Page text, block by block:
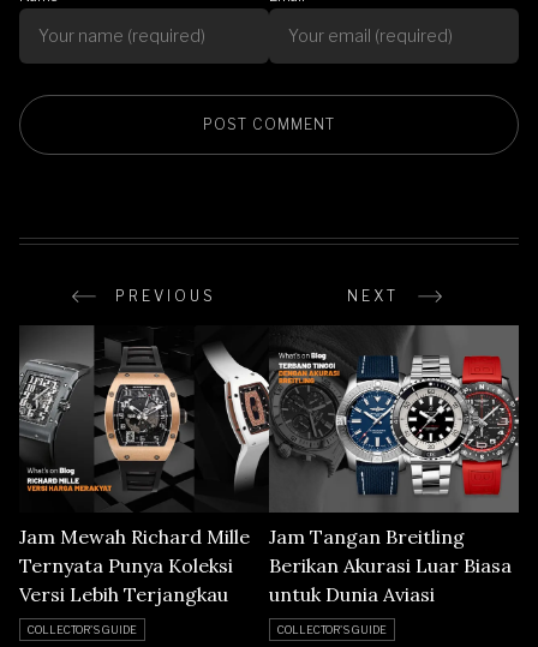
PREVIOUS NEXT
Jam Mewah Richard Mille
Ternyata Punya Koleksi
Versi Lebih Terjangkau
COLLECTOR'S GUIDE
Jam Tangan Breitling
Berikan Akurasi Luar Biasa
untuk Dunia Aviasi
COLLECTOR'S GUIDE